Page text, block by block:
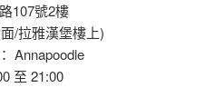
107號2樓
/拉雅漢堡樓上)
Annapoodle
至 21:00